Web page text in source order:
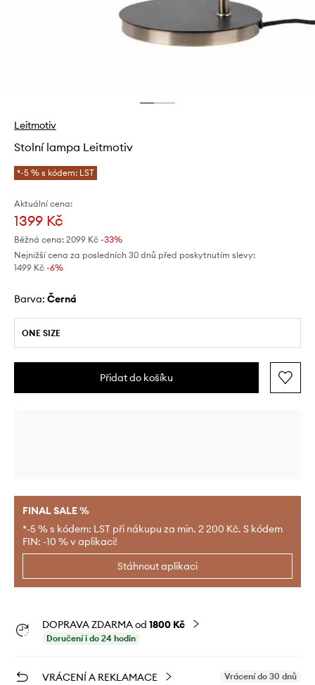
Leitmotiv
Stolní lampa Leitmotiv
*-5 % s kódem: LST
Aktuální cena:
1399 Kč
Běžná cena: 2099 Kč -33%
Nejnižší cena za posledních 30 dnů před poskytnutím slevy:
1499 Kč -6%
Barva: černá
ONE SIZE
Přidat do košíku
FINAL SALE %
*-5 % s kódem: LST při nákupu za min. 2 200 Kč. S kódem
FIN: -10 % v aplikaci!
Stáhnout aplikaci
DOPRAVA ZDARMA od 1800 Kč
Doručení i do 24 hodin
VRÁCENÍ A REKLAMACE Vrácení do 30 dnů